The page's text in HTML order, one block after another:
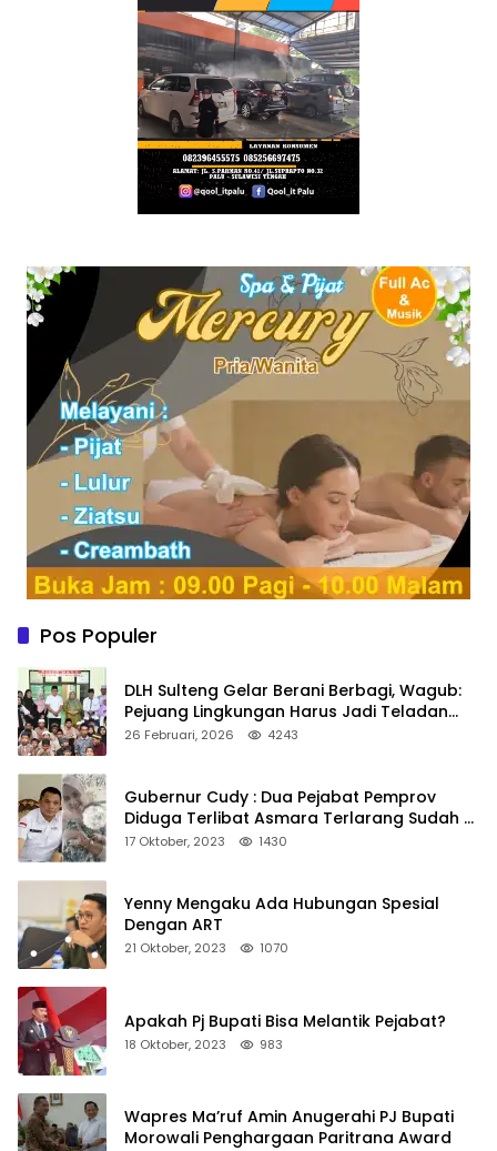
Pos Populer
DLH Sulteng Gelar Berani Berbagi, Wagub:
Pejuang Lingkungan Harus Jadi Teladan
Kepedulian
26 Februari, 2026 4243
Gubernur Cudy : Dua Pejabat Pemprov
Diduga Terlibat Asmara Terlarang Sudah di
Non Job
17 Oktober, 2023 1430
Yenny Mengaku Ada Hubungan Spesial
Dengan ART
21 Oktober, 2023 1070
Apakah Pj Bupati Bisa Melantik Pejabat?
18 Oktober, 2023 983
Wapres Ma’ruf Amin Anugerahi PJ Bupati
Morowali Penghargaan Paritrana Award